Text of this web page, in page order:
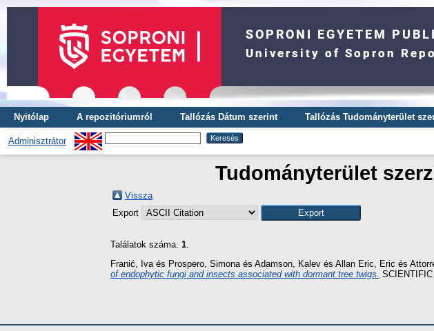
Nyitólap A repozitóriumról Tallózás Dátum szerint Tallózás Tudományterület
Adminisztrátor
Tudományterület
Vissza
Export
Találatok száma: 1.
Franić, Iva és Prospero, Simona és Adamson, Kalev és Allan Eric, Eric és
of endophytic fungi and insects associated with dormant tree twigs.